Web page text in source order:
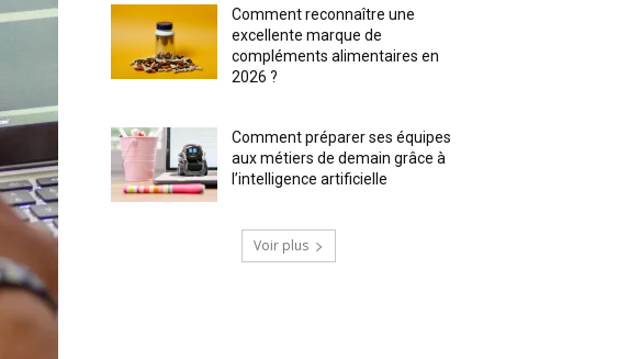
Comment reconnaître une
excellente marque de
compléments alimentaires en
2026 ?
Comment préparer ses équipes
aux métiers de demain grâce à
l’intelligence artificielle
Voir plus